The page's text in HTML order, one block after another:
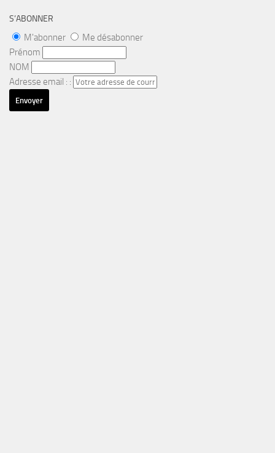
S’ABONNER
M'abonner
Me désabonner
Prénom
NOM
Adresse email : :